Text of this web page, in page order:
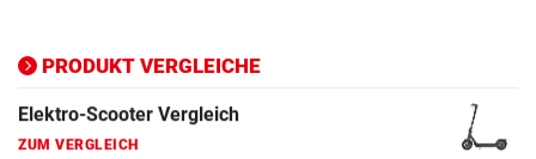
PRODUKT VERGLEICHE
ZUM VERGLEICH
Fahrrad Test
ZUM VERGLEICH